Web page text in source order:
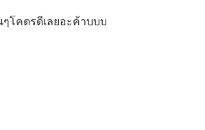
ๆโคตรดีเลยอะค้าบบบ